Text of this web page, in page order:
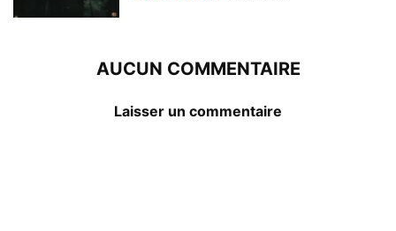
AUCUN COMMENTAIRE
Laisser un commentaire